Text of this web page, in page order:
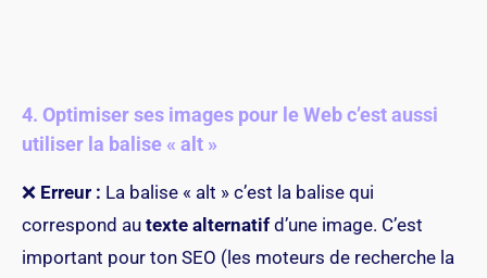
4. Optimiser ses images pour le Web c’est aussi
utiliser la balise « alt »
❌ Erreur : La balise « alt » c’est la balise qui
correspond au texte alternatif d’une image. C’est
important pour ton SEO (les moteurs de recherche la